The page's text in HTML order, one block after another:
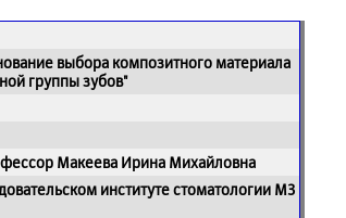
выбора композитного материала
группы зубов"
Макеева Ирина Михайловна
институте стоматологии МЗ